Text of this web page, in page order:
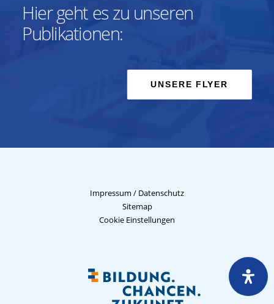
Hier geht es zu unseren
Publikationen:
UNSERE FLYER
Impressum / Datenschutz
Sitemap
Cookie Einstellungen